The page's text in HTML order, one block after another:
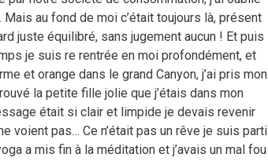
au fond de moi c’était toujours là, présent
juste équilibré, sans jugement aucun ! Et puis
je suis re rentrée en moi profondément, et
et orange dans le grand Canyon, j’ai pris mon
la petite fille jolie que j’étais dans mon
était si clair et limpide je devais revenir
voient pas… Ce n’était pas un rêve je suis parti
a mis fin à la méditation et j’avais un mal fou